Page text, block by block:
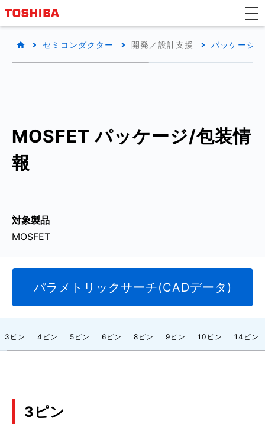
セミコンダクター 開発／設計支援 パッケージ/
MOSFET パッケージ/包装情
報
対象製品
MOSFET
パラメトリックサーチ(CADデータ)
3ピン 4ピン 5ピン 6ピン 8ピン 9ピン 10ピン 14ピン
3ピン